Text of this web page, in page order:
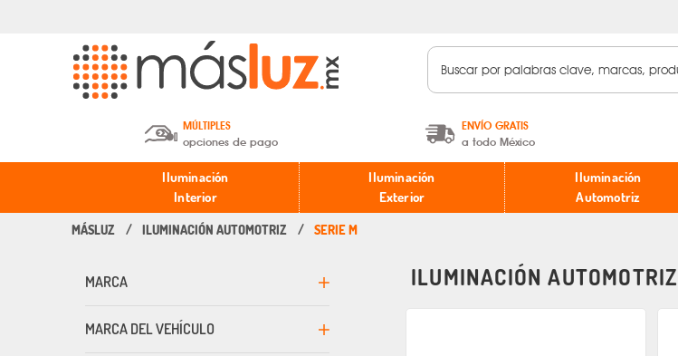
MÚLTIPLES
opciones de pago
Depósito en efectivo o Cheque y
Transferencia.
ENVÍO GRATIS
a todo México
A partir de $599 MXN.
* Aplican restricciones
Iluminación
Interior
Iluminación
Exterior
Iluminación
Automotriz
ILUMINACIÓN AUTOMOTRIZ SERIE M
MARCA
MARCA DEL VEHÍCULO
ILUMINACIÓN AUTOMOTRIZ